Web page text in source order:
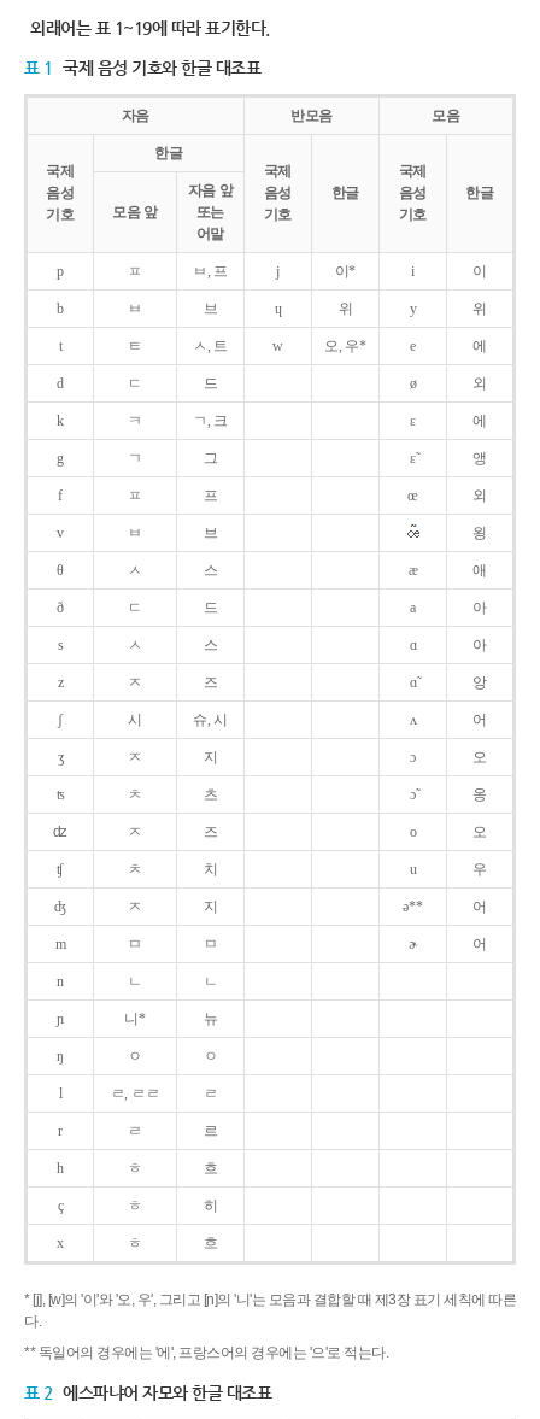
외래어는 표 1~19에 따라 표기한다.
표 1 국제 음성 기호와 한글 대조표
자음 반모음 모음
국제
음성
기호
한글
국제
음성
기호
한글
국제
음성
기호
한글
모음 앞
자음 앞
또는
어말
p ㅍ ㅂ, 프 j 이* i 이
b ㅂ 브 ɥ 위 y 위
t ㅌ ㅅ, 트 w 오, 우* e 에
d ㄷ 드 ø 외
k ㅋ ㄱ, 크 ɛ 에
g ㄱ 그 ɛ̃ 앵
f ㅍ 프 œ 외
v ㅂ 브 욍
θ ㅅ 스 æ 애
ð ㄷ 드 a 아
s ㅅ 스 ɑ 아
z ㅈ 즈 ɑ̃ 앙
ʃ 시 슈, 시 ʌ 어
ʒ ㅈ 지 ɔ 오
ʦ ㅊ 츠 ɔ̃ 옹
ʣ ㅈ 즈 o 오
ʧ ㅊ 치 u 우
ʤ ㅈ 지 ə** 어
m ㅁ ㅁ ɚ 어
n ㄴ ㄴ
ɲ 니* 뉴
ŋ ㅇ ㅇ
l ㄹ, ㄹㄹ ㄹ
r ㄹ 르
h ㅎ 흐
ç ㅎ 히
x ㅎ 흐
* [j], [w]의 '이'와 '오, 우', 그리고 [ɲ]의 '니'는 모음과 결합할 때 제3장 표기 세칙에 따른
다.
** 독일어의 경우에는 '에', 프랑스어의 경우에는 '으'로 적는다.
표 2 에스파냐어 자모와 한글 대조표